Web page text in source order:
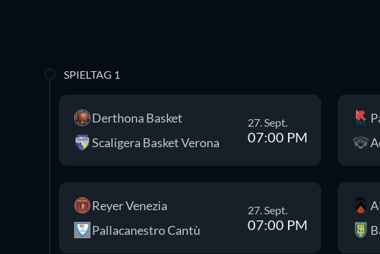
SPIELTAG 1
Derthona Basket
Scaligera Basket Verona
27. Sept.
07:00 PM
Reyer Venezia
Pallacanestro Cantù
27. Sept.
07:00 PM